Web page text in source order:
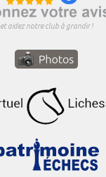
et aidez notre club à grandir !